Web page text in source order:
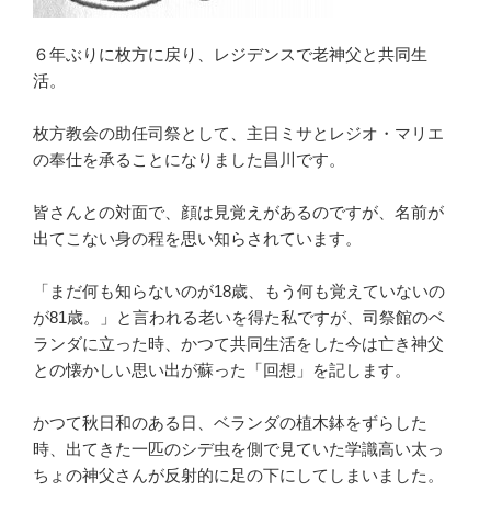
６年ぶりに枚方に戻り、レジデンスで老神父と共同生
活。
枚方教会の助任司祭として、主日ミサとレジオ・マリエ
の奉仕を承ることになりました昌川です。
皆さんとの対面で、顔は見覚えがあるのですが、名前が
出てこない身の程を思い知らされています。
「まだ何も知らないのが18歳、もう何も覚えていないの
が81歳。」と言われる老いを得た私ですが、司祭館のベ
ランダに立った時、かつて共同生活をした今は亡き神父
との懐かしい思い出が蘇った「回想」を記します。
かつて秋日和のある日、ベランダの植木鉢をずらした
時、出てきた一匹のシデ虫を側で見ていた学識高い太っ
ちょの神父さんが反射的に足の下にしてしまいました。